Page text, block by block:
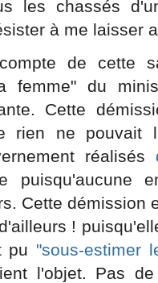
les chassés
à me laisser
de cette
femme" du
Cette
rien ne pouvait
réalisés
puisqu'aucune
Cette démission
!
pu "sous-estimer
l'objet. Pas